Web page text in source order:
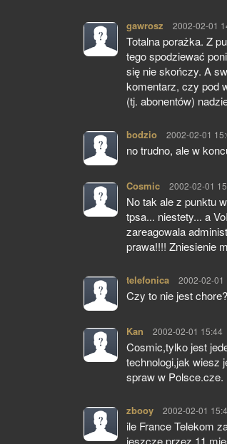
gawrosz pisze:
2002-02-01
Totalna porażka. Z
tego spodziewać
się nie skończy. A
komentarz, czy pod
(tj. abonentów)
bodzio pisze:
2002-02-01
no trudno, ale w
Cosmic pisze:
2002-02-01
No tak ale z punktu
tpsa... niestety... a
zareagowala
prawa!!!! Zniesienie
telefonica pisze:
2002-02-01
Czy to nie jest
Kan pisze:
2002-02-01 15:44
Cosmic,tylko jest
technologi,jak wiesz
spraw w Polsce.cze.
zbooy pisze:
2002-02-01
ile France Telekom
jeszcze przez 11